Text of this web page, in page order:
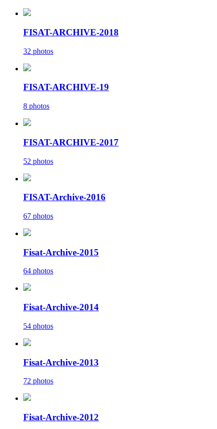
FISAT-ARCHIVE-2018
32 photos
FISAT-ARCHIVE-19
8 photos
FISAT-ARCHIVE-2017
52 photos
FISAT-Archive-2016
67 photos
Fisat-Archive-2015
64 photos
Fisat-Archive-2014
54 photos
Fisat-Archive-2013
72 photos
Fisat-Archive-2012